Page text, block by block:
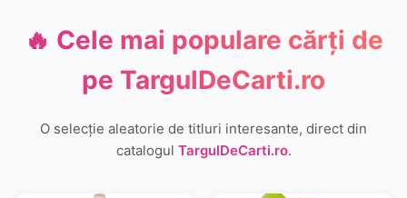
🔥 Cele mai populare cărți de
pe TargulDeCarti.ro
O selecție aleatorie de titluri interesante, direct din
catalogul TargulDeCarti.ro.